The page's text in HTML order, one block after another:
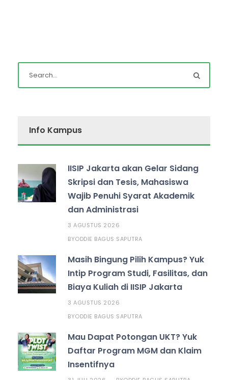
Info Kampus
IISIP Jakarta akan Gelar Sidang
Skripsi dan Tesis, Mahasiswa
Wajib Penuhi Syarat Akademik
dan Administrasi
3 AGUSTUS 2026
BYODDIE BAGUS SAPUTRA
Masih Bingung Pilih Kampus? Yuk
Intip Program Studi, Fasilitas, dan
Biaya Kuliah di IISIP Jakarta
3 AGUSTUS 2026
BYODDIE BAGUS SAPUTRA
Mau Dapat Potongan UKT? Yuk
Daftar Program MGM dan Klaim
Insentifnya